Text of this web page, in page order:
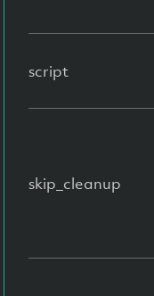
script
skip_cleanup